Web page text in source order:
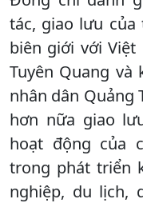
tác, giao lưu của
biên giới với
Tuyên Quang
nhân dân Quảng
hơn nữa giao
hoạt động của
trong phát triển
nghiệp, du lịch,